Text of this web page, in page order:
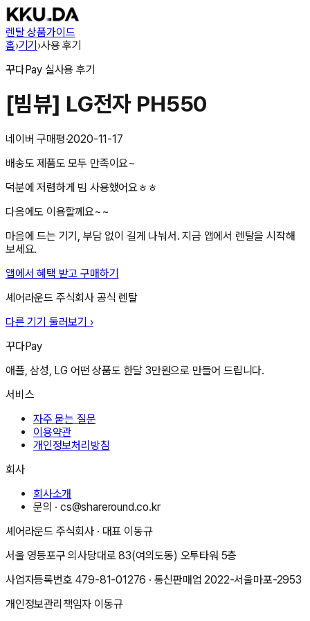
렌탈 상품가이드
홈›기기›사용 후기
꾸다Pay 실사용 후기
[빔뷰] LG전자 PH550
네이버 구매평·2020-11-17
배송도 제품도 모두 만족이요~
덕분에 저렴하게 빔 사용했어요ㅎㅎ
다음에도 이용할께요~~
마음에 드는 기기, 부담 없이 길게 나눠서. 지금 앱에서 렌탈을 시작해
보세요.
앱에서 혜택 받고 구매하기
셰어라운드 주식회사 공식 렌탈
다른 기기 둘러보기 ›
꾸다Pay
애플, 삼성, LG 어떤 상품도 한달 3만원으로 만들어 드립니다.
서비스
자주 묻는 질문
이용약관
개인정보처리방침
회사
회사소개
문의 ·cs@shareround.co.kr
셰어라운드 주식회사 · 대표 이동규
서울 영등포구 의사당대로 83(여의도동) 오투타워 5층
사업자등록번호 479-81-01276 · 통신판매업2022-서울마포-2953
개인정보관리책임자 이동규